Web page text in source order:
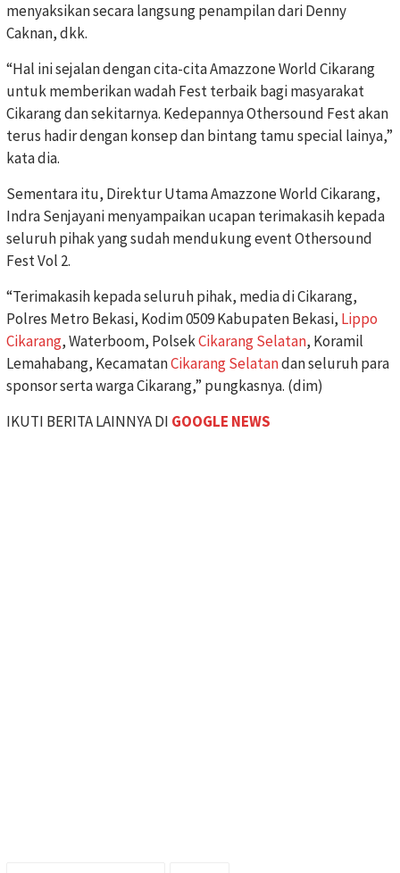
menyaksikan secara langsung penampilan dari Denny
Caknan, dkk.
“Hal ini sejalan dengan cita-cita Amazzone World Cikarang
untuk memberikan wadah Fest terbaik bagi masyarakat
Cikarang dan sekitarnya. Kedepannya Othersound Fest akan
terus hadir dengan konsep dan bintang tamu special lainya,”
kata dia.
Sementara itu, Direktur Utama Amazzone World Cikarang,
Indra Senjayani menyampaikan ucapan terimakasih kepada
seluruh pihak yang sudah mendukung event Othersound
Fest Vol 2.
“Terimakasih kepada seluruh pihak, media di Cikarang,
Polres Metro Bekasi, Kodim 0509 Kabupaten Bekasi, Lippo
Cikarang, Waterboom, PolsekCikarang Selatan, Koramil
Lemahabang, KecamatanCikarang Selatandan seluruh para
sponsor serta warga Cikarang,” pungkasnya. (dim)
IKUTI BERITA LAINNYA DI GOOGLE NEWS